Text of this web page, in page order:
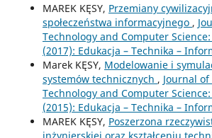
MAREK KĘSY, Przemiany
społeczeństwa informacyjnego ,
Technology and Computer
(2017): Edukacja – Technika –
Marek KĘSY, Modelowanie i
systemów technicznych , Journal
Technology and Computer
(2015): Edukacja – Technika –
MAREK KĘSY, Poszerzona